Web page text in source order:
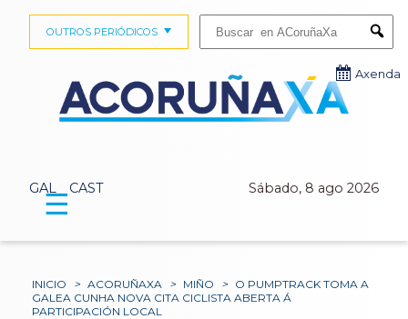
GAL CAST Sábado, 8 ago 2026
OUTROS PERIÓDICOS
Axenda
☰
INICIO > ACORUÑAXA > MIÑO > O PUMPTRACK TOMA A
GALEA CUNHA NOVA CITA CICLISTA ABERTA Á
PARTICIPACIÓN LOCAL